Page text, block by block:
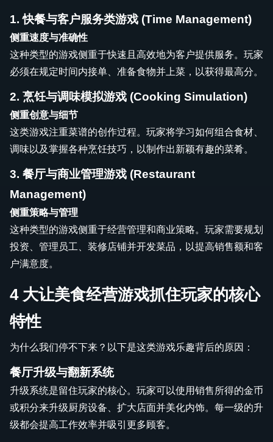
1. 快餐与客户服务类游戏 (Time Management)
侧重速度与准确性
这种类型的游戏侧重于快速且高效地为客户提供服务。玩家
必须在规定时间内接单、准备食物并上菜，以获得最高分。
2. 烹饪与调味模拟游戏 (Cooking Simulation)
侧重创意与细节
这类游戏注重菜谱的创作过程。玩家将学习如何组合食材、
调味以及掌握各种烹饪技巧，以制作出新颖有趣的菜肴。
3. 餐厅与商业管理游戏 (Restaurant
Management)
侧重策略与管理
这种类型的游戏侧重于经营管理和商业策略。玩家需要规划
投资、管理员工、装修店铺并开发菜品，以提高销售额和客
户满意度。
4 大让美食经营游戏抓住玩家的核心
特性
为什么我们停不下来？以下是这类游戏乐趣背后的原因：
餐厅升级与翻新系统
升级系统是留住玩家的核心。玩家可以使用销售所得的金币
或积分来升级厨房设备、扩大店面并美化内饰。每一级的升
级都会提高工作效率并吸引更多顾客。